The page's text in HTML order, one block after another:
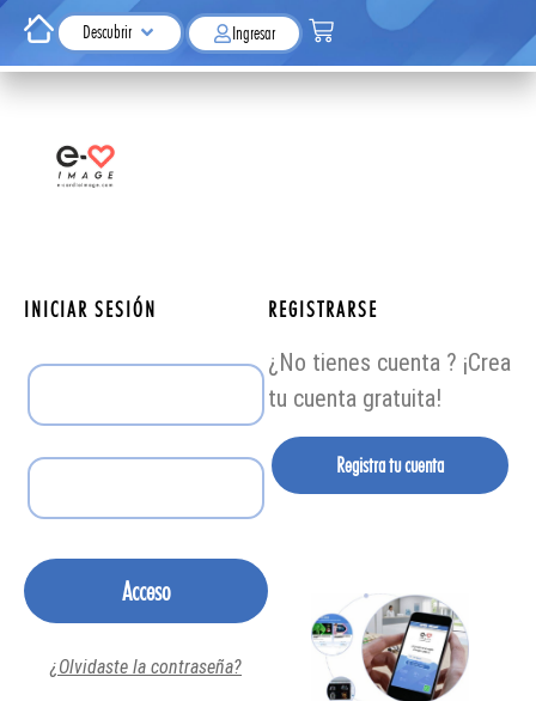
Descubrir Ingresar
INICIAR SESIÓN
Acceso
¿Olvidaste la contraseña?
REGISTRARSE
¿No tienes cuenta ? ¡Crea
tu cuenta gratuita!
Registra tu cuenta